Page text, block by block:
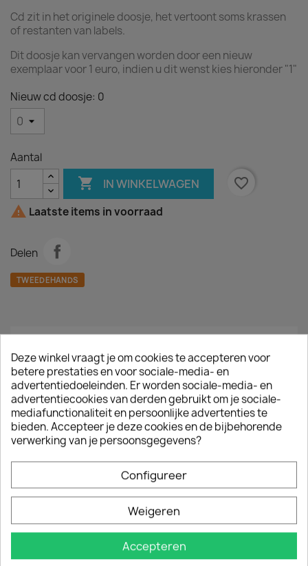
Cd zit in het originele doosje, het vertoont soms krassen
of restanten van labels.
Dit doosje kan vervangen worden door een nieuw
exemplaar voor 1 euro, indien u dit wenst kies hieronder "1"
Nieuw cd doosje: 0
Aantal
 IN WINKELWAGEN
favorite_border
 Laatste items in voorraad
Delen
TWEEDEHANDS
Omschrijving Productdetails
Various Artists - 90`s Love Songs
2003
Conditie : tweedehands
Tracklist
Ronan Keating - When You Say Nothing At All
Maria McKee - Show Me Heaven
Lighthouse Family - High
Lionel Richie - My Destiny
Aqua - Turn Back Time
Wet Wet Wet - Love Is All Around
Deze winkel vraagt je om cookies te accepteren voor
betere prestaties en voor sociale-media- en
advertentiedoeleinden. Er worden sociale-media- en
advertentiecookies van derden gebruikt om je sociale-
mediafunctionaliteit en persoonlijke advertenties te
bieden. Accepteer je deze cookies en de bijbehorende
verwerking van je persoonsgegevens?
Configureer
Weigeren
Accepteren